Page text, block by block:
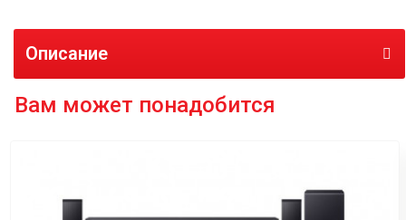
Описание
Вам может понадобится